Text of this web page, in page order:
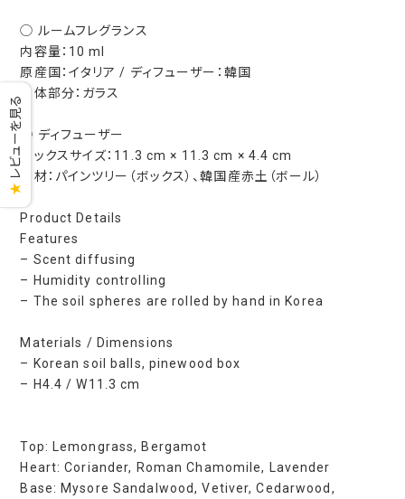
◯ ルームフレグランス
内容量：10 ml
原産国：イタリア / ディフューザー：韓国
本体部分：ガラス
◯ ディフューザー
ボックスサイズ：11.3 cm × 11.3 cm × 4.4 cm
素材：パインツリー（ボックス）、韓国産赤土（ボール）
Product Details
Features
– Scent diffusing
– Humidity controlling
– The soil spheres are rolled by hand in Korea
Materials / Dimensions
– Korean soil balls, pinewood box
– H4.4 / W11.3 cm
Top: Lemongrass, Bergamot
Heart: Coriander, Roman Chamomile, Lavender
Base: Mysore Sandalwood, Vetiver, Cedarwood,
★
レビューを見る